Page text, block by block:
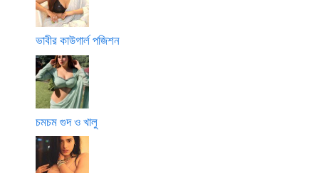
ভাবীর কাউগার্ল পজিশন
চমচম গুদ ও খালু